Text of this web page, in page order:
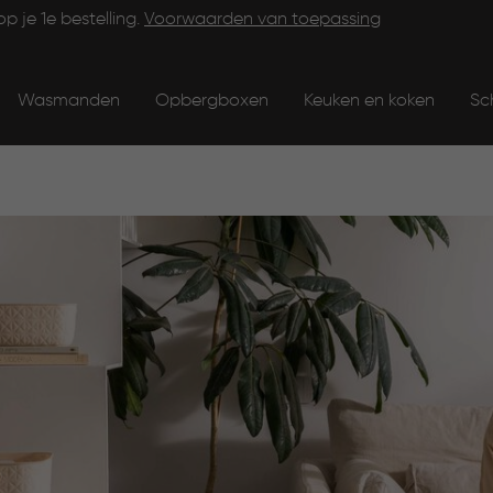
je 1e bestelling. Voorwaarden van toepassing
Wasmanden Opbergboxen Keuken en koken